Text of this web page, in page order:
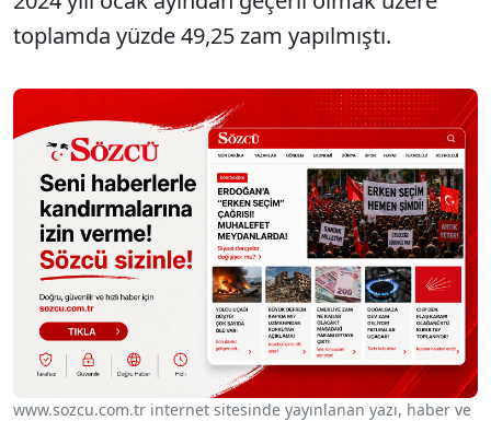
toplamda yüzde 49,25 zam yapılmıştı.
www.sozcu.com.tr internet sitesinde yayınlanan yazı, haber ve